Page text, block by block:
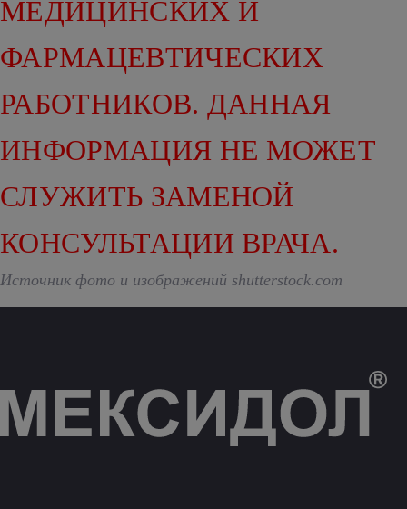
МЕДИЦИНСКИХ И
ФАРМАЦЕВТИЧЕСКИХ
РАБОТНИКОВ. ДАННАЯ
ИНФОРМАЦИЯ НЕ МОЖЕТ
СЛУЖИТЬ ЗАМЕНОЙ
КОНСУЛЬТАЦИИ ВРАЧА.
Источник фото и изображений shutterstock.com